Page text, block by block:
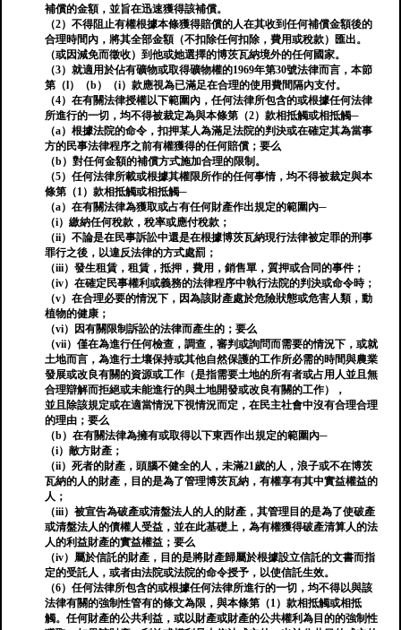
補償的金額，並旨在迅速獲得該補償。
（2）不得阻止有權根據本條獲得賠償的人在其收到任何補償金額後的
合理時間內，將其全部金額（不扣除任何扣除，費用或稅款）匯出。
（或因減免而徵收）到他或她選擇的博茨瓦納境外的任何國家。
（3）就適用於佔有礦物或取得礦物權的1969年第30號法律而言，本節
第（l）（b）（i）款應視為已滿足在合理的使用費間隔內支付。
（4）在有關法律授權以下範圍內，任何法律所包含的或根據任何法律
所進行的一切，均不得被裁定為與本條第（2）款相抵觸或相抵觸─
（a）根據法院的命令，扣押某人為滿足法院的判決或在確定其為當事
方的民事法律程序之前有權獲得的任何賠償；要么
（b）對任何金額的補償方式施加合理的限制。
（5）任何法律所載或根據其權限所作的任何事情，均不得被裁定與本
條第（1）款相抵觸或相抵觸─
（a）在有關法律為獲取或占有任何財產作出規定的範圍內─
（i）繳納任何稅款，稅率或應付稅款；
（ii）不論是在民事訴訟中還是在根據博茨瓦納現行法律被定罪的刑事
罪行之後，以違反法律的方式處罰；
（iii）發生租賃，租賃，抵押，費用，銷售單，質押或合同的事件；
（iv）在確定民事權利或義務的法律程序中執行法院的判決或命令時；
（v）在合理必要的情況下，因為該財產處於危險狀態或危害人類，動
植物的健康；
（vi）因有關限制訴訟的法律而產生的；要么
（vii）僅在為進行任何檢查，調查，審判或詢問而需要的情況下，或就
土地而言，為進行土壤保持或其他自然保護的工作所必需的時間與農業
發展或改良有關的資源或工作（是指需要土地的所有者或占用人並且無
合理辯解而拒絕或未能進行的與土地開發或改良有關的工作），
並且除該規定或在適當情況下視情況而定，在民主社會中沒有合理合理
的理由；要么
（b）在有關法律為擁有或取得以下東西作出規定的範圍內─
（i）敵方財產；
（ii）死者的財產，頭腦不健全的人，未滿21歲的人，浪子或不在博茨
瓦納的人的財產，目的是為了管理博茨瓦納，有權享有其中實益權益的
人；
（iii）被宣告為破產或清盤法人的人的財產，其管理目的是為了使破產
或清盤法人的債權人受益，並在此基礎上，為有權獲得破產清算人的法
人的利益財產的實益權益；要么
（iv）屬於信託的財產，目的是將財產歸屬於根據設立信託的文書而指
定的受託人，或者由法院或法院的命令授予，以使信託生效。
（6）任何法律所包含的或根據任何法律所進行的一切，均不得以與該
法律有關的強制性管有的條文為限，與本條第（1）款相抵觸或相抵
觸。任何財產的公共利益，或以財產或財產的公共權利為目的的強制性